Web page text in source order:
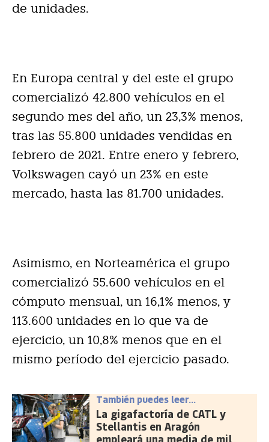
de unidades.
En Europa central y del este el grupo
comercializó 42.800 vehículos en el
segundo mes del año, un 23,3% menos,
tras las 55.800 unidades vendidas en
febrero de 2021. Entre enero y febrero,
Volkswagen cayó un 23% en este
mercado, hasta las 81.700 unidades.
Asimismo, en Norteamérica el grupo
comercializó 55.600 vehículos en el
cómputo mensual, un 16,1% menos, y
113.600 unidades en lo que va de
ejercicio, un 10,8% menos que en el
mismo período del ejercicio pasado.
También puedes leer...
La gigafactoría de CATL y
Stellantis en Aragón
empleará una media de mil